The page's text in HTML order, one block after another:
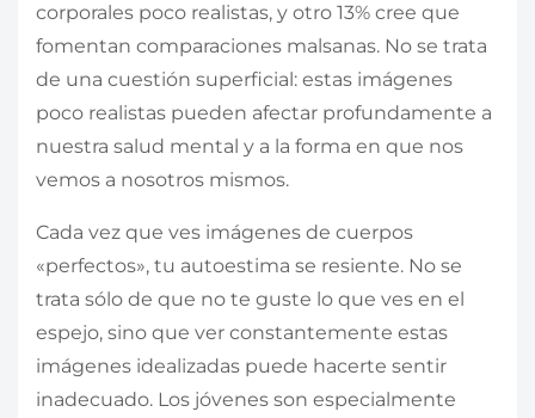
corporales poco realistas, y otro 13% cree que
fomentan comparaciones malsanas. No se trata
de una cuestión superficial: estas imágenes
poco realistas pueden afectar profundamente a
nuestra salud mental y a la forma en que nos
vemos a nosotros mismos.
Cada vez que ves imágenes de cuerpos
«perfectos», tu autoestima se resiente. No se
trata sólo de que no te guste lo que ves en el
espejo, sino que ver constantemente estas
imágenes idealizadas puede hacerte sentir
inadecuado. Los jóvenes son especialmente